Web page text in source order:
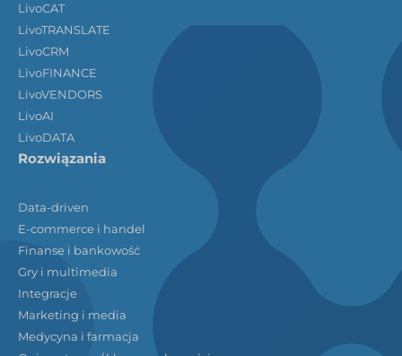
LivoCAT
LivoTRANSLATE
LivoCRM
LivoFINANCE
LivoVENDORS
LivoAI
LivoDATA
Rozwiązania
Data-driven
E-commerce i handel
Finanse i bankowość
Gry i multimedia
Integracje
Marketing i media
Medycyna i farmacja